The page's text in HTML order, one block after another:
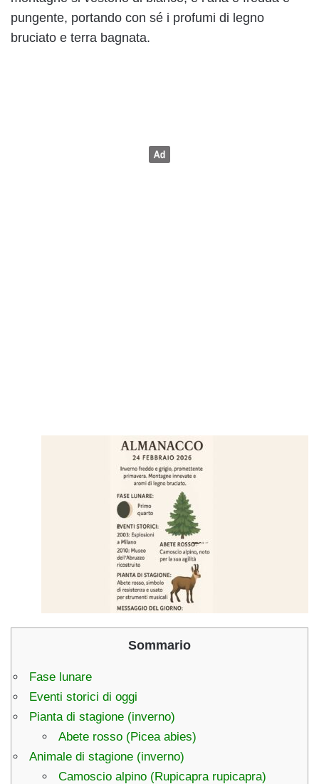
pungente, portando con sé i profumi di legno
bruciato e terra bagnata.
Sommario
Fase lunare
Eventi storici di oggi
Pianta di stagione (inverno)
Abete rosso (Picea abies)
Animale di stagione (inverno)
Camoscio alpino (Rupicapra rupicapra)